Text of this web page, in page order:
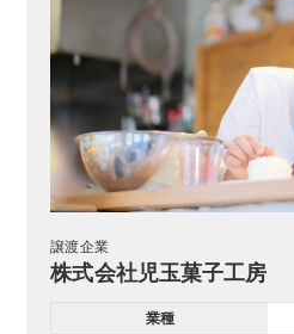
譲渡企業
株式会社児玉菓子工房
業種